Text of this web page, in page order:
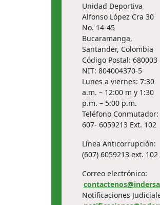
Unidad Deportiva
Alfonso López Cra 30
No. 14-45
Bucaramanga,
Santander, Colombia
Código Postal: 680003
NIT: 804004370-5
Lunes a viernes: 7:30
a.m. – 12:00 m y 1:30
p.m. – 5:00 p.m.
Teléfono Conmutador:
607- 6059213 Ext. 102
Línea Anticorrupción:
(607) 6059213 ext. 102
Correo electrónico:
Notificaciones